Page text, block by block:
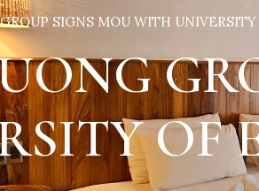
SIGNS MOU WITH
OF